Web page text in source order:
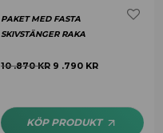
PAKET MED FASTA
SKIVSTÄNGER RAKA
10 .870KR 9 .790 KR
KÖP PRODUKT